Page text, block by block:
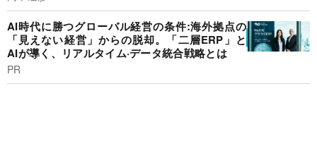
AI時代に勝つグローバル経営の条件:海外拠点の
「見えない経営」からの脱却。「二層ERP」と
AIが導く、リアルタイム·データ統合戦略とは
PR